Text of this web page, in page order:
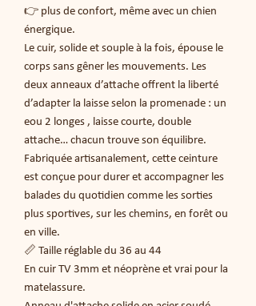
👉 plus de confort, même avec un chien
énergique.
Le cuir, solide et souple à la fois, épouse le
corps sans gêner les mouvements. Les
deux anneaux d’attache offrent la liberté
d’adapter la laisse selon la promenade : un
eou 2 longes , laisse courte, double
attache… chacun trouve son équilibre.
Fabriquée artisanalement, cette ceinture
est conçue pour durer et accompagner les
balades du quotidien comme les sorties
plus sportives, sur les chemins, en forêt ou
en ville.
📏 Taille réglable du 36 au 44
En cuir TV 3mm et néoprène et vrai pour la
matelassure.